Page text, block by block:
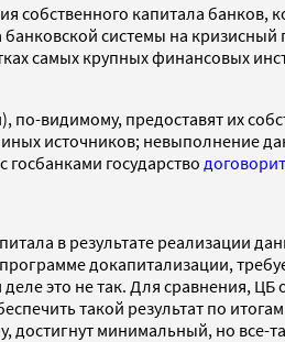
собственного капитала
системы на
самых крупных финансовых
видимому, предоставят их
источников; невыполнение
госбанками государство
в результате реализации
докапитализации,
это не так. Для сравнения,
такой результат по
минимальный, но все-